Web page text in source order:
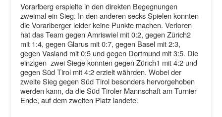
Vorarlberg erspielte in den direkten Begegnungen
zweimal ein Sieg. In den anderen secks Spielen konnten
die Vorarlberger leider keine Punkte machen. Verloren
hat das Team gegen Amriswiel mit 0:2, gegen Zürich2
mit 1:4, gegen Glarus mit 0:7, gegen Basel mit 2:3,
gegen Vasland mit 0:5 und gegen Dortmund mit 3:5. Die
einzigen zwei Siege konnten gegen Zürich1 mit 4:2 und
gegen Süd Tirol mit 4:2 erzielt währden. Wobei der
zweite Sieg gegen Süd Tirol besonders hervorgehoben
werden kann, da die Süd Tiroler Mannschaft am Turnier
Ende, auf dem zweiten Platz landete.